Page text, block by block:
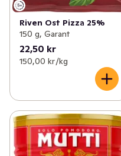
Riven Ost Pizza 25%
150 g, Garant
22,50 kr
150,00 kr /kg